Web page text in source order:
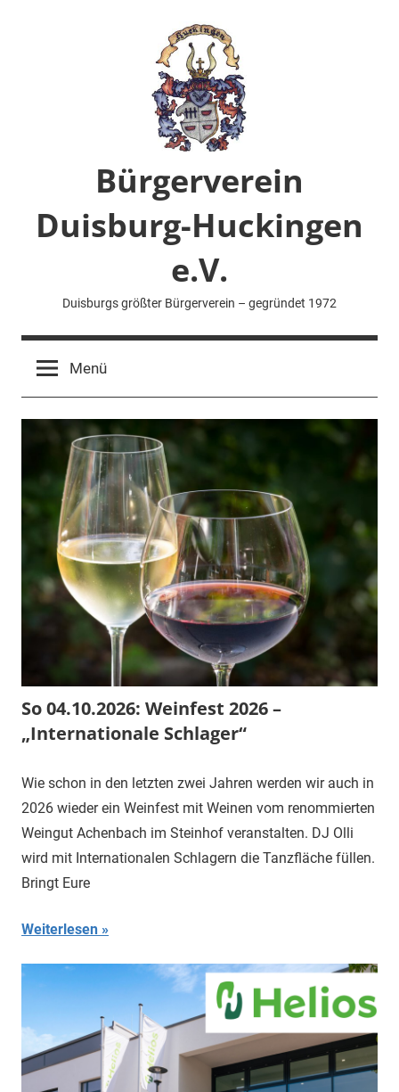
Bürgerverein
Duisburg-Huckingen
e.V.
Duisburgs größter Bürgerverein – gegründet 1972
Menü
So 04.10.2026: Weinfest 2026 –
„Internationale Schlager“
Wie schon in den letzten zwei Jahren werden wir auch in
2026 wieder ein Weinfest mit Weinen vom renommierten
Weingut Achenbach im Steinhof veranstalten. DJ Olli
wird mit Internationalen Schlagern die Tanzfläche füllen.
Bringt Eure
Weiterlesen